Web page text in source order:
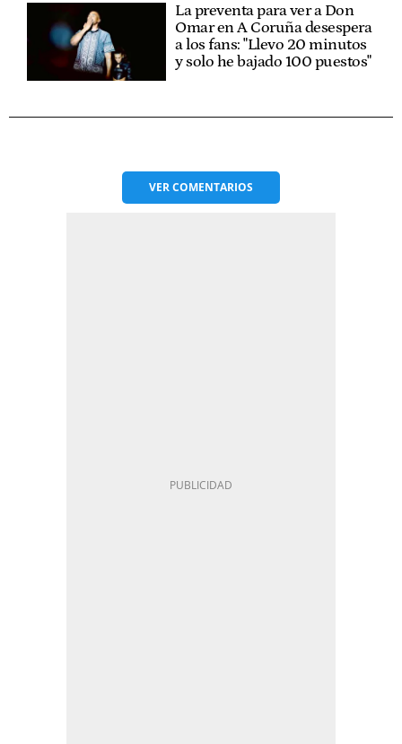
La preventa para ver a Don
Omar en A Coruña desespera
a los fans: "Llevo 20 minutos
y solo he bajado 100 puestos"
VERCOMENTARIOS